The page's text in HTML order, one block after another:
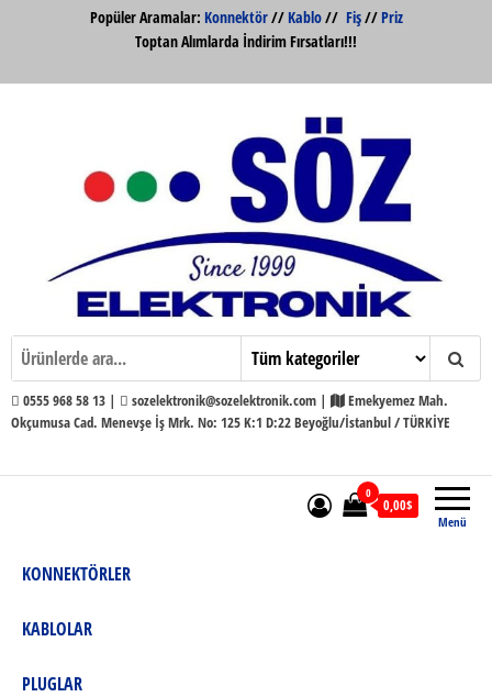
Popüler Aramalar: Konnektör//Kablo// Fiş//Priz
Toptan Alımlarda İndirim Fırsatları!!!
Söz Elektronik Konnektör ve Kabloları
Toptan ve Perakende
Söz Elektronik
0555 968 58 13 | sozelektronik@sozelektronik.com |
Emekyemez Mah.
Okçumusa Cad. Menevşe İş Mrk. No: 125 K:1 D:22 Beyoğlu/İstanbul / TÜRKİYE
Menü
0
0,00$
KONNEKTÖRLER
KABLOLAR
PLUGLAR